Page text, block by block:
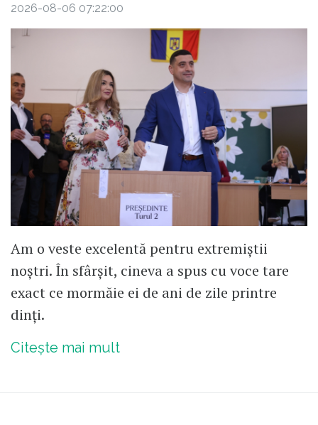
2026-08-06 07:22:00
Am o veste excelentă pentru extremiștii
noștri. În sfârșit, cineva a spus cu voce tare
exact ce mormăie ei de ani de zile printre
dinți.
Citește mai mult